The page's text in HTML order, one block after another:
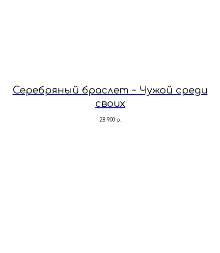
Серебряный браслет ~ Чужой среди
своих
28 900 р.